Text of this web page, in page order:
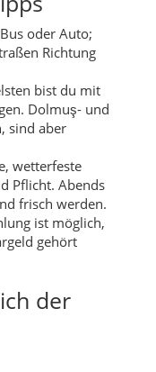
oder Auto;
Richtung
bist du mit
Dolmuş- und
sind aber
wetterfeste
Pflicht. Abends
frisch werden.
ist möglich,
gehört
der